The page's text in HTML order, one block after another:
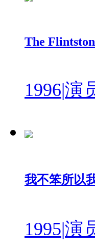
The
1996|演
我不笨所以
1995|演